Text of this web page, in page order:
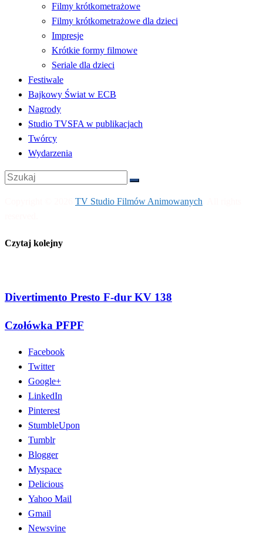
Filmy krótkometrażowe
Filmy krótkometrażowe dla dzieci
Impresje
Krótkie formy filmowe
Seriale dla dzieci
Festiwale
Bajkowy Świat w ECB
Nagrody
Studio TVSFA w publikacjach
Twórcy
Wydarzenia
TV Studio Filmów Animowanych
Czytaj kolejny
Divertimento Presto F-dur KV 138
Czołówka PFPF
Facebook
Twitter
Google+
LinkedIn
Pinterest
StumbleUpon
Tumblr
Blogger
Myspace
Delicious
Yahoo Mail
Gmail
Newsvine